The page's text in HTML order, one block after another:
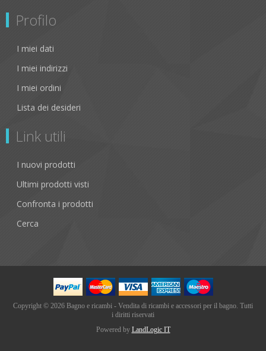
Profilo
I miei dati
I miei indirizzi
I miei ordini
Lista dei desideri
Link utili
I nuovi prodotti
Ultimi prodotti visti
Confronta i prodotti
Cerca
Copyright © 2026 Bagno e ricambi - Vendita di ricambi e accessori per il bagno. Tutti
i diritti riservati
Powered by LandLogic IT